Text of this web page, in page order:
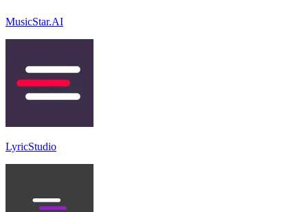
MusicStar.AI
LyricStudio